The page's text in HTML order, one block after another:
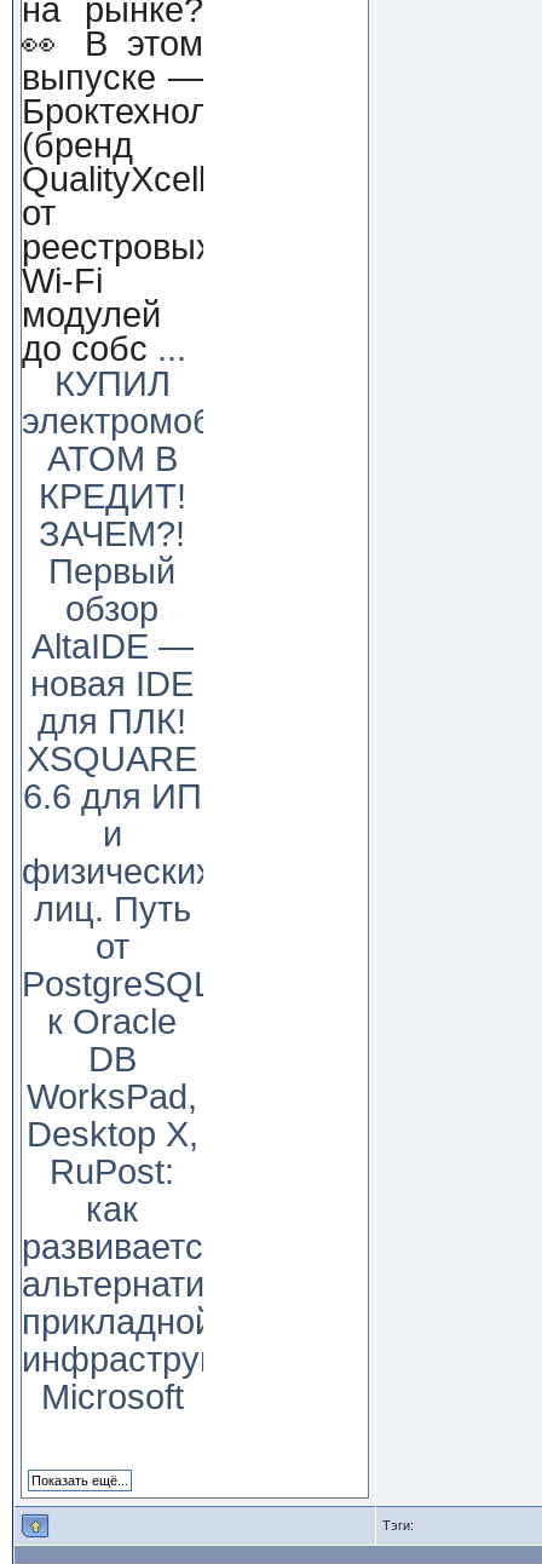
на рынке?
👀 В этом
выпуске —
Броктехнолоджи
(бренд
QualityXcellence):
от
реестровых
Wi-Fi
модулей
до собс ...
КУПИЛ
электромобиль
АТОМ В
КРЕДИТ!
ЗАЧЕМ?!
Первый
обзор
AltaIDE —
новая IDE
для ПЛК!
XSQUARE
6.6 для ИП
и
физических
лиц. Путь
от
PostgreSQL
к Oracle
DB
WorksPad,
Desktop X,
RuPost:
как
развивается
альтернатива
прикладной
инфраструктуре
Microsoft
Тэги: